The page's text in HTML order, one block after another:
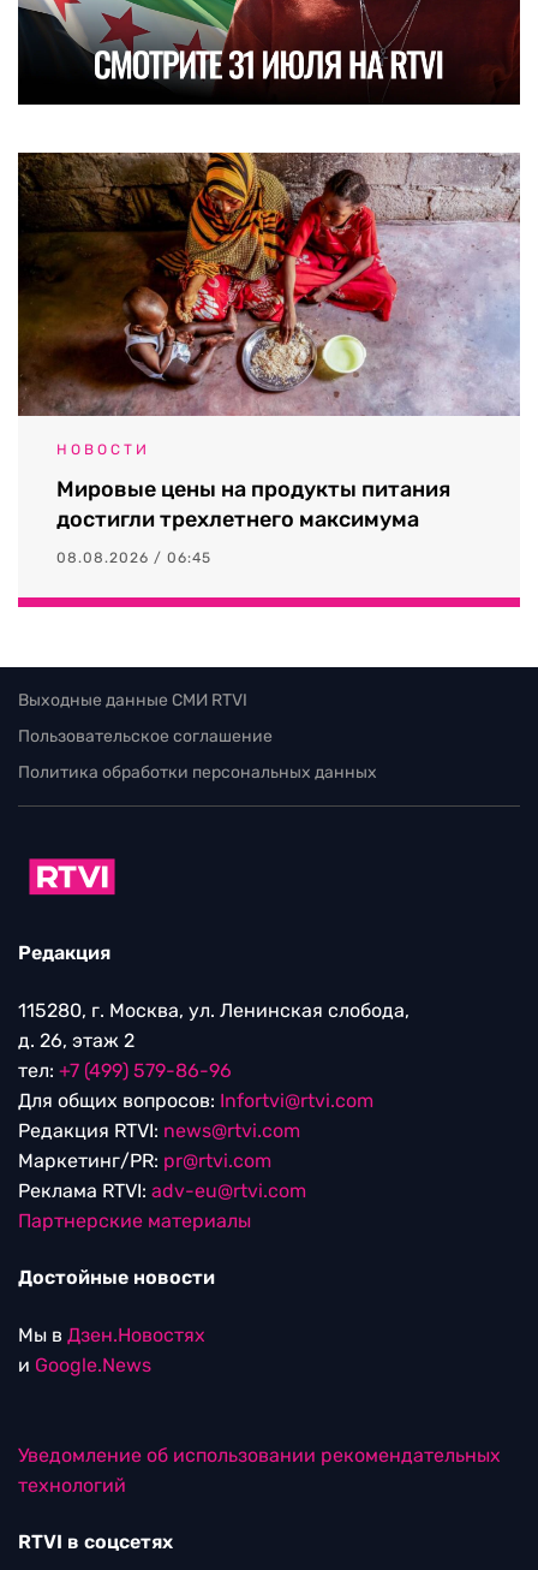
НОВОСТИ
Мировые цены на продукты питания
достигли трехлетнего максимума
08.08.2026 / 06:45
Выходные данные СМИ RTVI
Пользовательское соглашение
Политика обработки персональных данных
Редакция
115280, г. Москва, ул. Ленинская слобода,
д. 26, этаж 2
тел: +7 (499) 579-86-96
Для общих вопросов: Infortvi@rtvi.com
Редакция RTVI: news@rtvi.com
Маркетинг/PR: pr@rtvi.com
Реклама RTVI: adv-eu@rtvi.com
Партнерские материалы
Достойные новости
Мы в Дзен.Новостях
и Google.News
Уведомление об использовании рекомендательных
технологий
RTVI в соцсетях